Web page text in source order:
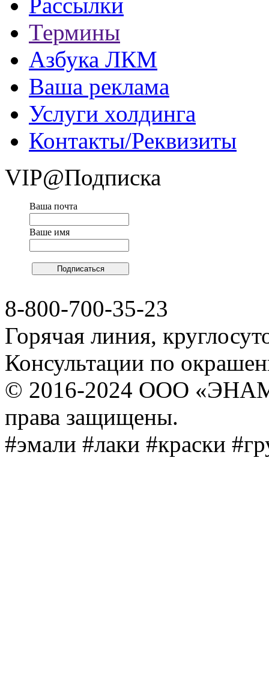
Термины
Азбука ЛКМ
Ваша реклама
Услуги холдинга
Контакты/Реквизиты
VIP@Подписка
Ваша почта
Ваше имя
8-800-700-35-23
Горячая линия,
Консультации по
© 2016-2024 ООО
права защищены.
#эмали #лаки #краски